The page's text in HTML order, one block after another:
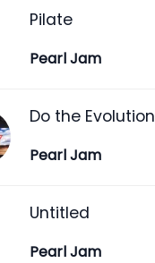
Pilate
Pearl Jam
Do the Evolution
Pearl Jam
Untitled
Pearl Jam